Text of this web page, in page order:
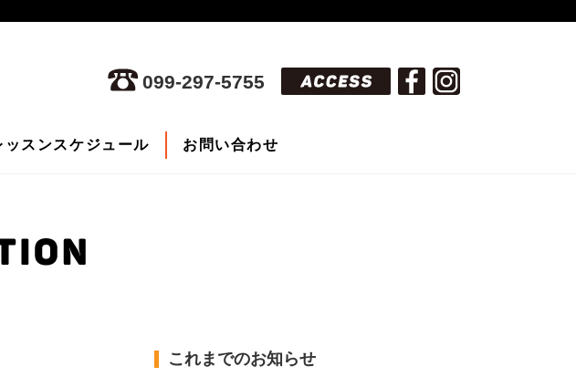
099-297-5755
ッスンスケジュール お問い合わせ
これまでのお知らせ